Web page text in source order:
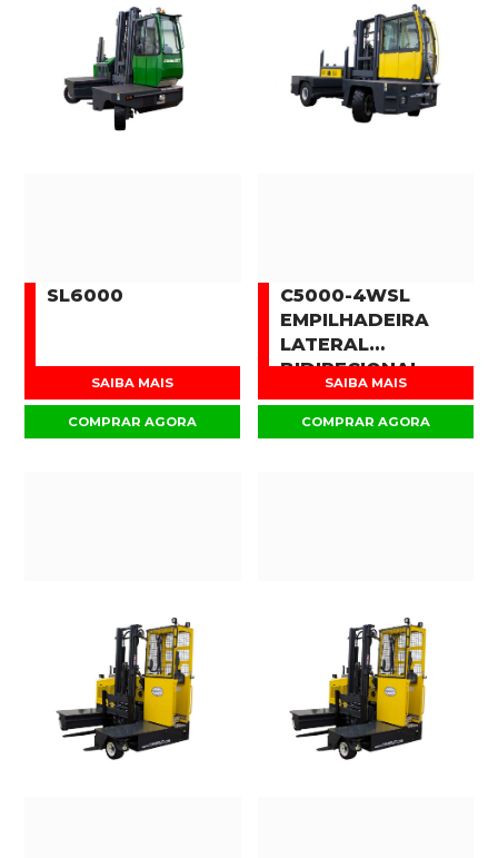
SL6000
SAIBA MAIS
COMPRAR AGORA
C5000-4WSL
EMPILHADEIRA
LATERAL
BIDIRECIONAL
SAIBA MAIS
COMPRAR AGORA